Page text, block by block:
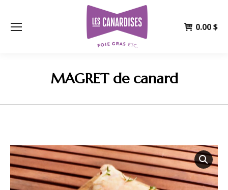
0.00$
MAGRET de canard